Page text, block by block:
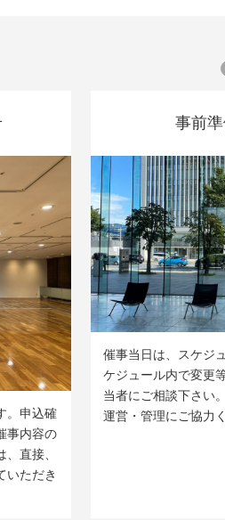
。申込確
事内容の
直接、
いただき
事前
催事当日は、スケジ
ケジュール内で変更
当者にご相談下さい
運営・管理にご協力